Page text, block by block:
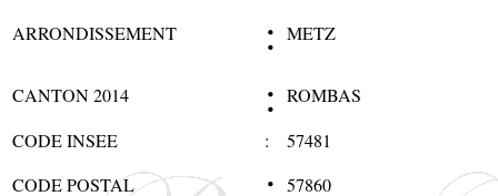
ARRONDISSEMENT : METZ
CANTON 2014 : ROMBAS
CODE INSEE
:
57481
CODE POSTAL
57860